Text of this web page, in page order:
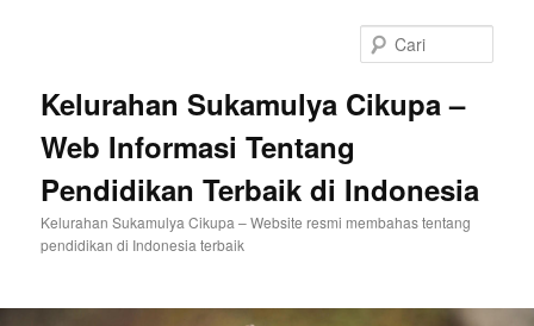
Kelurahan Sukamulya Cikupa –
Web Informasi Tentang
Pendidikan Terbaik di Indonesia
Kelurahan Sukamulya Cikupa – Website resmi membahas tentang
pendidikan di Indonesia terbaik